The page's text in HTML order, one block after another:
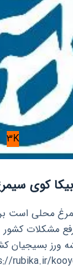
3K
کوی
محلی است
مشکلات
ورز بسیجیان